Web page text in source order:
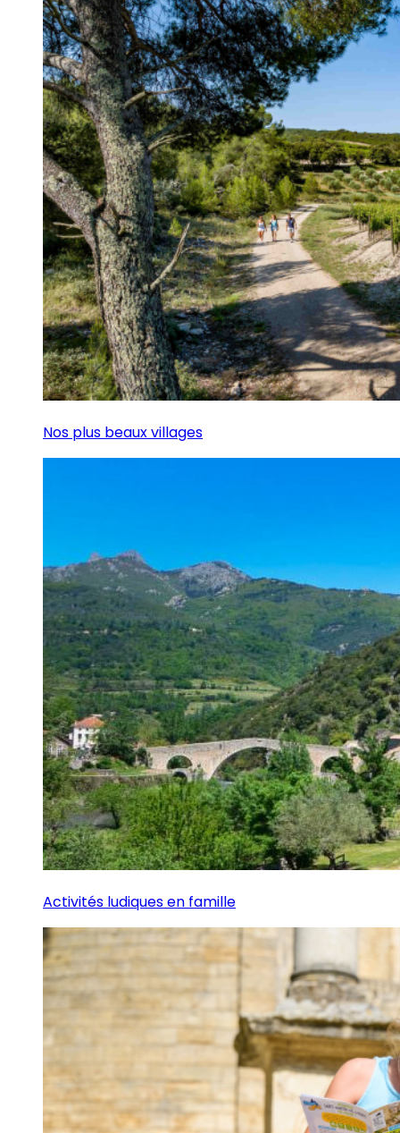
Nos plus beaux villages
Activités ludiques en famille